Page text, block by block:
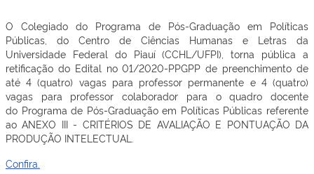
O Colegiado do Programa de Pós-Graduação em Políticas
Públicas, do Centro de Ciências Humanas e Letras da
Universidade Federal do Piauí (CCHL/UFPI), torna pública a
retificação do Edital no 01/2020-PPGPP de preenchimento de
até 4 (quatro) vagas para professor permanente e 4 (quatro)
vagas para professor colaborador para o quadro docente
do Programa de Pós-Graduação em Políticas Públicas referente
ao ANEXO III - CRITÉRIOS DE AVALIAÇÃO E PONTUAÇÃO DA
PRODUÇÃO INTELECTUAL.
Confira.